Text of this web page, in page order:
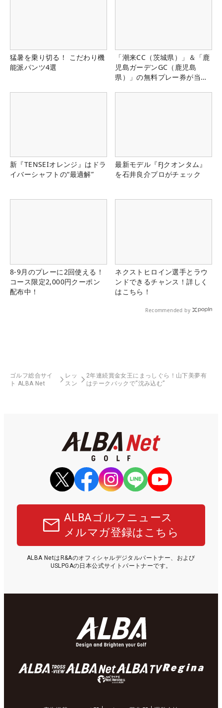
猛暑を乗り切る！ こだわり機
能派パンツ4選
「潮来CC（茨城県）」＆「鹿
児島ガーデンGC（鹿児島
県）」の無料プレー券が当た
新『TENSEIオレンジ』はドラ
イバーシャフトの“最適解”
最新モデル『FJクオンタム』
を石井良介プロがチェック
8-9月のプレーに2回使える！
コース限定2,000円クーポン
配布中！
ネクストヒロイン選手とラウ
ンドできるチャンス！詳しく
はこちら！
Recommended by
ゴルフ総合サイ
ト ALBA Net
レッ
スン
2年連続賞金女王にまっしぐら！山下美夢有
はテークバックで“沈み込む”
ALBAゴルフニュース
メルマガ登録はこちら
ALBA NetはR&Aのオフィシャルデジタルパートナー、および
USLPGAの日本公式サイトパートナーです。